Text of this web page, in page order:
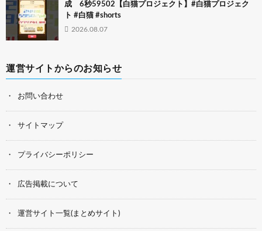
成 6秒59502【白猫プロジェクト】#白猫プロジェク
ト #白猫 #shorts
2026.08.07
運営サイトからのお知らせ
お問い合わせ
サイトマップ
プライバシーポリシー
広告掲載について
運営サイト一覧(まとめサイト)